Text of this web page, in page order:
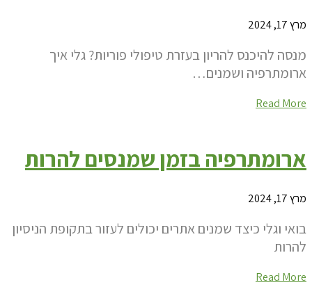
מרץ 17, 2024
מנסה להיכנס להריון בעזרת טיפולי פוריות? גלי איך
ארומתרפיה ושמנים…
Read More
ארומתרפיה בזמן שמנסים להרות
מרץ 17, 2024
בואי וגלי כיצד שמנים אתרים יכולים לעזור בתקופת הניסיון
להרות
Read More